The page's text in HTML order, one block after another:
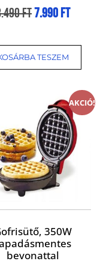
Ft7.990Ft
TESZEM
AKCIÓ!
350W
bevonattal